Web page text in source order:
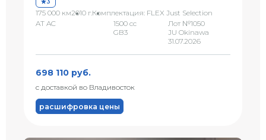
175 000 км2010 г.Комплектация: FLEX Just Selection
AT AC
1500 сс
GB3
Лот №1050
JU Okinawa
31.07.2026
698 110 руб.
с доставкой во Владивосток
расшифровка цены